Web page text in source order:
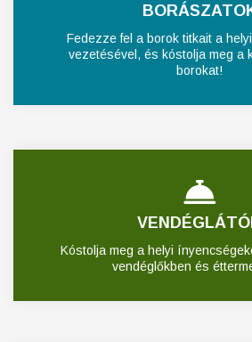
Fedezze fel a borok titkait a
vezetésével, és kóstolja meg a
borokat!
Kóstolja meg a helyi
vendéglőkben és